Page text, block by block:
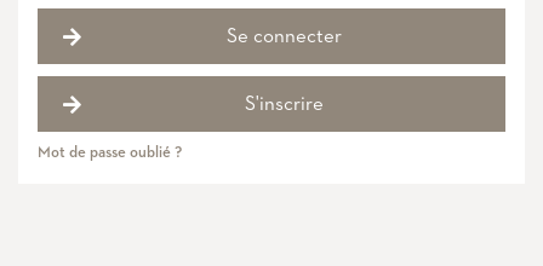
Se connecter
S'inscrire
Mot de passe oublié ?